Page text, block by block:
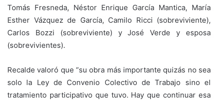
Tomás Fresneda, Néstor Enrique García Mantica, María
Esther Vázquez de García, Camilo Ricci (sobreviviente),
Carlos Bozzi (sobreviviente) y José Verde y esposa
(sobrevivientes).
Recalde valoró que “su obra más importante quizás no sea
solo la Ley de Convenio Colectivo de Trabajo sino el
tratamiento participativo que tuvo. Hay que continuar esa